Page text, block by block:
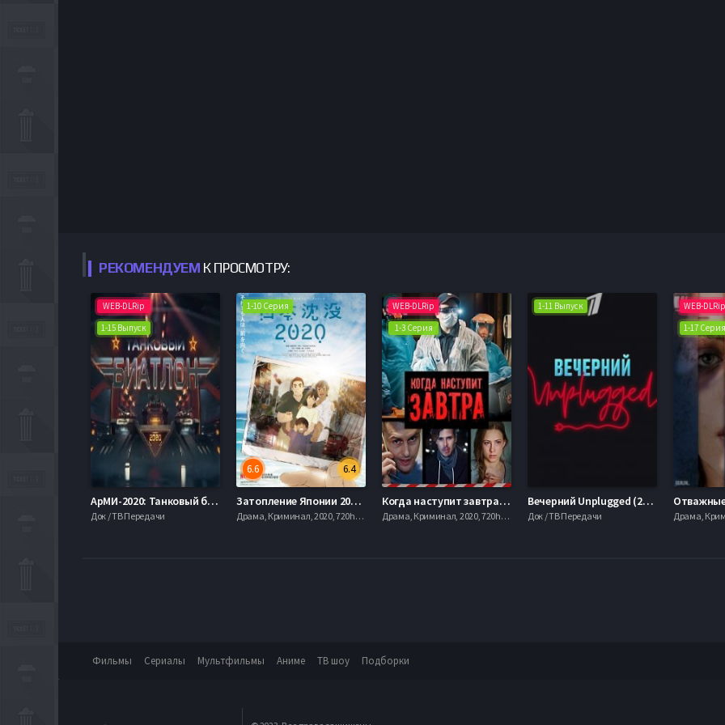
РЕКОМЕНДУЕМ К ПРОСМОТРУ:
WEB-DLRip
1-15 Выпуск
АрМИ-2020: Танковый биатлон (2020)
Док / ТВ Передачи
1-10 Серия
6.4
6.6
Затопление Японии 2020 (2020)
Драма, Криминал, 2020, 720hd, mobilen
WEB-DLRip
1-3 Серия
Когда наступит завтра (2020)
Драма, Криминал, 2020, 720hd, mobilen
1-11 Выпуск
Вечерний Unplugged (2020)
Док / ТВ Передачи
WEB-DLRip
1-17 Серия
Фильмы Сериалы Мультфильмы Аниме ТВ шоу Подборки